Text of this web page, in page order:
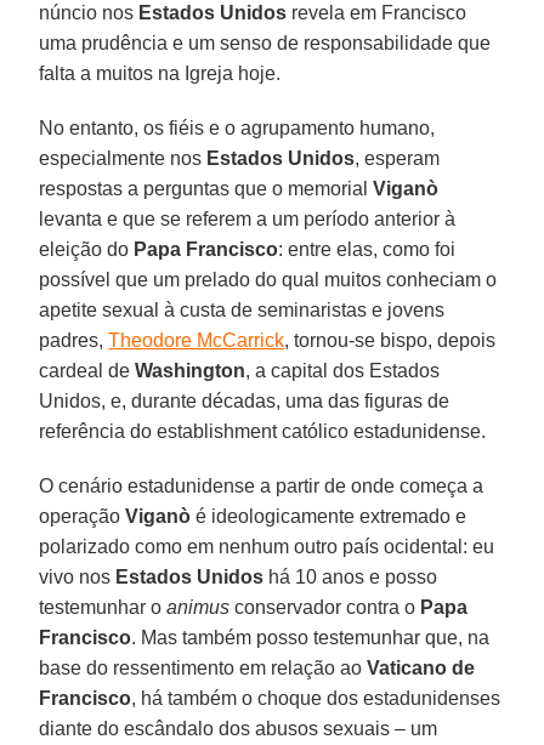
núncio nos Estados Unidos revela em Francisco
uma prudência e um senso de responsabilidade que
falta a muitos na Igreja hoje.
No entanto, os fiéis e o agrupamento humano,
especialmente nos Estados Unidos, esperam
respostas a perguntas que o memorialViganò
levanta e que se referem a um período anterior à
eleição do Papa Francisco: entre elas, como foi
possível que um prelado do qual muitos conheciam o
apetite sexual à custa de seminaristas e jovens
padres,Theodore McCarrick, tornou-se bispo, depois
cardeal deWashington, a capital dos Estados
Unidos, e, durante décadas, uma das figuras de
referência do establishment católico estadunidense.
O cenário estadunidense a partir de onde começa a
operaçãoViganò é ideologicamente extremado e
polarizado como em nenhum outro país ocidental: eu
vivo nos Estados Unidos há 10 anos e posso
testemunhar oanimus conservador contra o Papa
Francisco. Mas também posso testemunhar que, na
base do ressentimento em relação aoVaticano de
Francisco, há também o choque dos estadunidenses
diante do escândalo dos abusos sexuais – um